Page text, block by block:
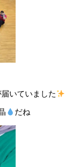
いていました
だね